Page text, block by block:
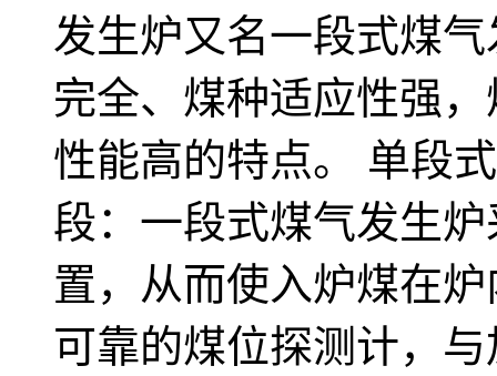
发生炉又名一段式煤
完全、煤种适应性强
性能高的特点。 单段
段：一段式煤气发生
置，从而使入炉煤在
可靠的煤位探测计，